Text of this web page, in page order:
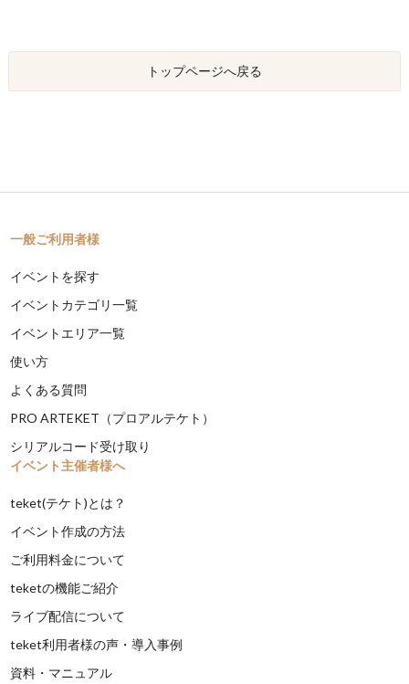
トップページへ戻る
一般ご利用者様
イベントを探す
イベントカテゴリ一覧
イベントエリア一覧
使い方
よくある質問
PRO ARTEKET（プロアルテケト）
シリアルコード受け取り
イベント主催者様へ
teket(テケト)とは？
イベント作成の方法
ご利用料金について
teketの機能ご紹介
ライブ配信について
teket利用者様の声・導入事例
資料・マニュアル